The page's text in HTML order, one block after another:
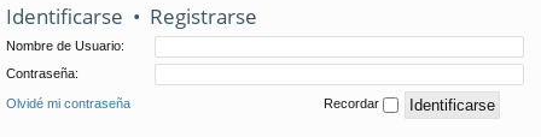
Identificarse • Registrarse
Nombre de Usuario:
Contraseña:
Olvidé mi contraseña Recordar